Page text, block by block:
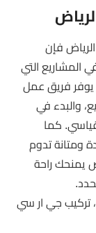
فإن
المشاريع التي
يوفر فريق عمل
والبدء في
كما
ومتانة تدوم
يمنحك راحة
تركيب جي ار سي